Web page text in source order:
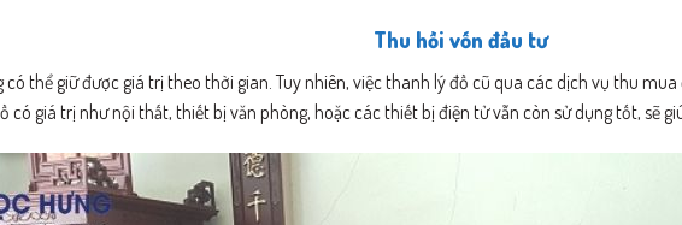
Thu hồi vốn đầu tư
thể giữ được giá trị theo thời gian. Tuy nhiên, việc thanh lý đồ cũ qua các dịch vụ thu
có giá trị như nội thất, thiết bị văn phòng, hoặc các thiết bị điện tử vẫn còn sử dụng tốt, sẽ